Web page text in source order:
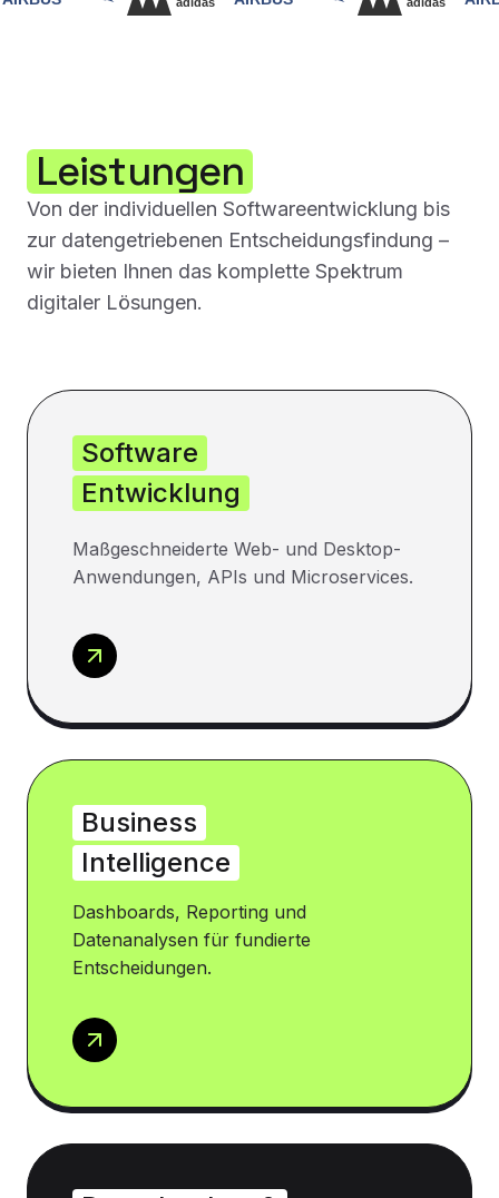
Leistungen
Von der individuellen Softwareentwicklung bis
zur datengetriebenen Entscheidungsfindung –
wir bieten Ihnen das komplette Spektrum
digitaler Lösungen.
Software
Entwicklung
Maßgeschneiderte Web- und Desktop-
Anwendungen, APIs und Microservices.
Business
Intelligence
Dashboards, Reporting und
Datenanalysen für fundierte
Entscheidungen.